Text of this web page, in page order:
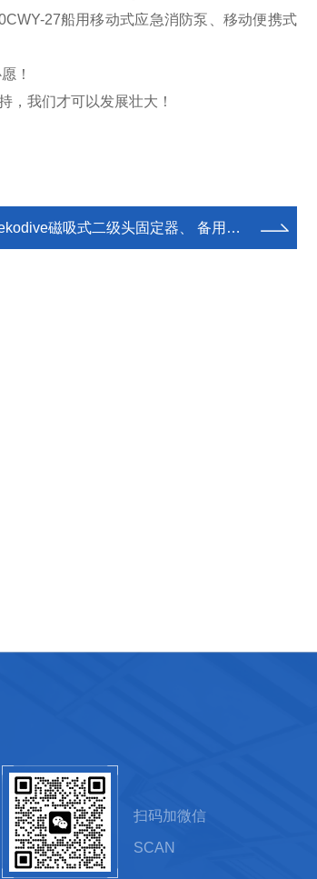
27船用移动式应急消防泵、移动便携式
！
，我们才可以发展壮大！
吸式二级头固定器、 备用二级头固定夹潜水配件管夹
扫码加微信
SCAN